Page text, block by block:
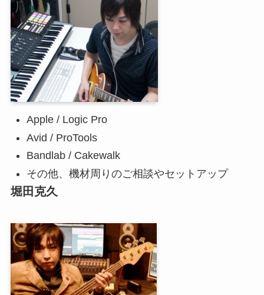
Apple / Logic Pro
Avid / ProTools
Bandlab / Cakewalk
その他、機材周りのご相談やセットアップ
堀田克久